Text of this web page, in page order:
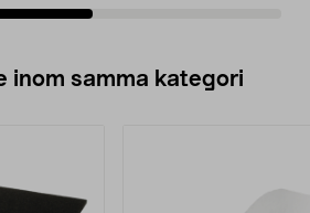
inom samma kategori